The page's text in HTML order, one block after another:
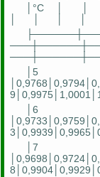
│°С
│5
│6
│7